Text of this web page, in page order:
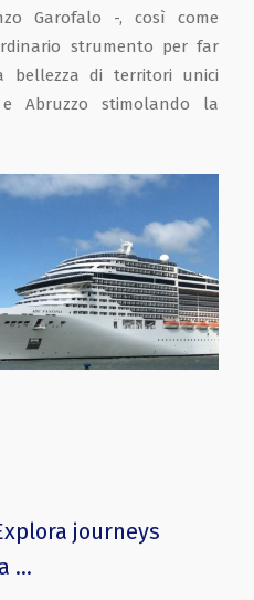
journeys
…
Garofalo -, così come
strumento per far
bellezza di territori unici
Abruzzo stimolando la